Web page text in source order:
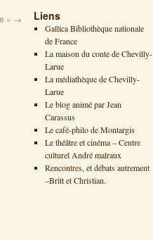
» → Liens
Gallica Bibliothèque nationale
de France
La maison du conte de Chevilly-
Larue
La médiathèque de Chevilly-
Larue
Le blog animé par Jean
Carassus
Le café-philo de Montargis
Le théâtre et cinéma – Centre
culturel André malraux
Rencontres, et débats autrement
–Britt et Christian.